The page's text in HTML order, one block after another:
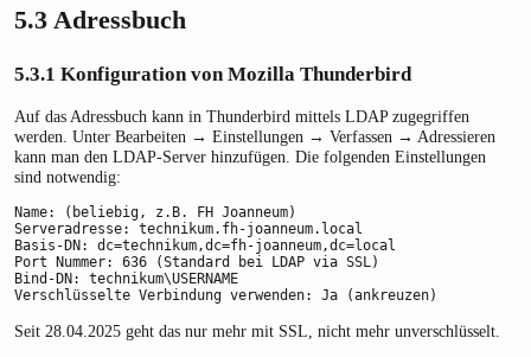
5.3 Adressbuch
5.3.1 Konfiguration von Mozilla Thunderbird
Auf das Adressbuch kann in Thunderbird mittels LDAP zugegriffen
werden. Unter Bearbeiten → Einstellungen → Verfassen → Adressieren
kann man den LDAP-Server hinzufügen. Die folgenden Einstellungen
sind notwendig:
Name: (beliebig, z.B. FH Joanneum)
Serveradresse: technikum.fh-joanneum.local
Basis-DN: dc=technikum,dc=fh-joanneum,dc=local
Port Nummer: 636 (Standard bei LDAP via SSL)
Bind-DN: technikum\USERNAME
Verschlüsselte Verbindung verwenden: Ja (ankreuzen)
Seit 28.04.2025 geht das nur mehr mit SSL, nicht mehr unverschlüsselt.